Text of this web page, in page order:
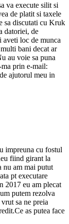
va execute silit si
de platit si taxele
sa discutati cu Kruk
datoriei, de
aveti loc de munca
bani decat ar
au voie sa puna
prin e-mail:
ajutorul meu in
impreuna cu fostul
fiind girant la
nu am mai putut
pt executare
2017 eu am plecat
putem rezolva
sa ne preia
as putea face